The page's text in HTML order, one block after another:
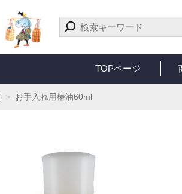
TOPページ
お手入れ用椿油60ml